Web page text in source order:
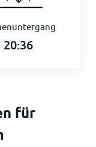
20:36
für